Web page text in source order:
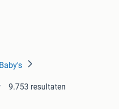
9.753 resultaten